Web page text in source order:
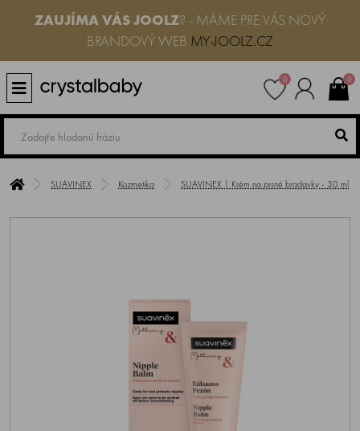
ZAUJÍMA VÁSJOOLZ? - MÁME PRE VÁS NOVÝ
BRANDOVÝ WEB MY-JOOLZ.CZ
0 0
SUAVINEX Kozmetika SUAVINEX | Krém na prsné bradavky - 30 ml